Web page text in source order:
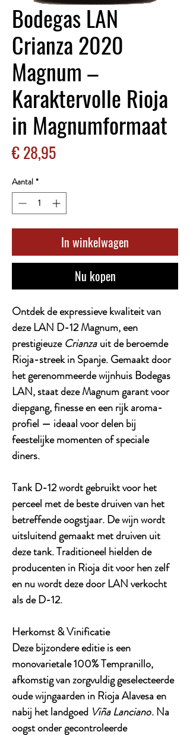
Bodegas LAN
Crianza 2020
Magnum –
Karaktervolle Rioja
in Magnumformaat
€ 28,95Prijs
Aantal *
In winkelwagen
Nu kopen
Ontdek de expressieve kwaliteit van
dezeLAN D-12 Magnum, een
prestigieuzeCrianza uit de beroemde
Rioja-streek in Spanje. Gemaakt door
het gerenommeerde wijnhuisBodegas
LAN, staat deze Magnum garant voor
diepgang, finesse en een rijk aroma-
profiel — ideaal voor delen bij
feestelijke momenten of speciale
diners.
Tank D-12 wordt gebruikt voor het
perceel met de beste druiven van het
betreffende oogstjaar. De wijn wordt
uitsluitend gemaakt met druiven uit
deze tank. Traditioneel hielden de
producenten in Rioja dit voor hen zelf
en nu wordt deze door LAN verkocht
als de D-12.
Herkomst & Vinificatie
Deze bijzondere editie is een
monovarietale100% Tempranillo,
afkomstig van zorgvuldig geselecteerde
oude wijngaarden inRioja Alavesaen
nabij het landgoed Viña Lanciano. Na
oogst onder gecontroleerde